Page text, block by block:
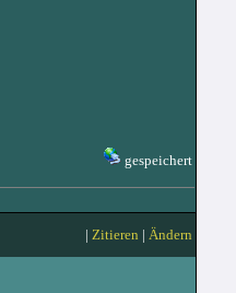
gespeichert
| Zitieren | Ändern